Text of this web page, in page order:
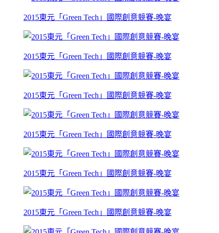
2015東元「Green Tech」國際創意競賽-晚宴
2015東元「Green Tech」國際創意競賽-晚宴
2015東元「Green Tech」國際創意競賽-晚宴
2015東元「Green Tech」國際創意競賽-晚宴
2015東元「Green Tech」國際創意競賽-晚宴
2015東元「Green Tech」國際創意競賽-晚宴